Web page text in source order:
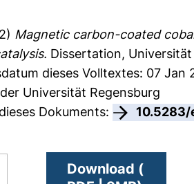
Magnetic carbon-coated
Dissertation,
dieses Volltextes: 07 Jan
Universität Regensburg
Dokuments:
Download (